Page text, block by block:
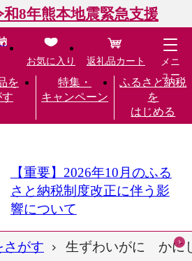
和8年熊本地震緊急支援
を
す
特集・
キャンペーン
ふるさと納税
を
はじめる
お気に入り 返礼品カート
メニ
ュー
【重要】2026年10月のふる
さと納税制度改正に伴う影
響について
さがす 生ずわいがに かに